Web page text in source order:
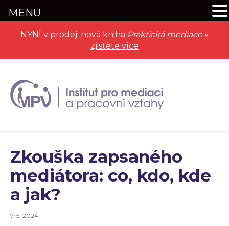
NYNÍ v prodeji nová kniha Praktická mediace »
zjistěte více
Zkouška zapsaného
mediátora: co, kdo, kde
a jak?
7. 5. 2024
MENU